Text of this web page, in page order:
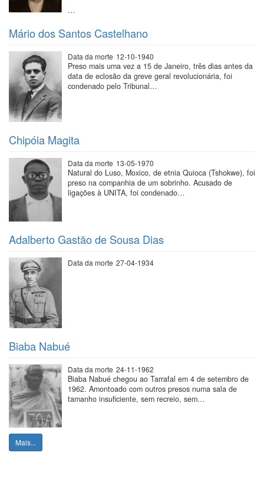
…
Mário dos Santos Castelhano
Data da morte 12-10-1940
Preso mais uma vez a 15 de Janeiro, três dias antes da
data de eclosão da greve geral revolucionária, foi
condenado pelo Tribunal…
Chipóia Magita
Data da morte 13-05-1970
Natural do Luso, Moxico, de etnia Quioca (Tshokwe), foi
preso na companhia de um sobrinho. Acusado de
ligações à UNITA, foi condenado…
Adalberto Gastão de Sousa Dias
Data da morte 27-04-1934
Biaba Nabué
Data da morte 24-11-1962
Biaba Nabué chegou ao Tarrafal em 4 de setembro de
1962. Amontoado com outros presos numa sala de
tamanho insuficiente, sem recreio, sem…
Mais...